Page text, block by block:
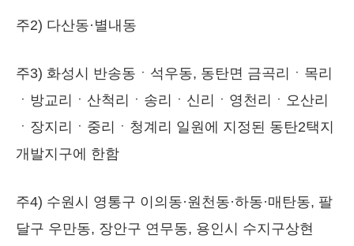
주2) 다산동·별내동
주3) 화성시 반송동ㆍ석우동, 동탄면 금곡리ㆍ목리
ㆍ방교리ㆍ산척리ㆍ송리ㆍ신리ㆍ영천리ㆍ오산리
ㆍ장지리ㆍ중리ㆍ청계리 일원에 지정된 동탄2택지
개발지구에 한함
주4) 수원시 영통구 이의동·원천동·하동·매탄동, 팔
달구 우만동, 장안구 연무동, 용인시 수지구상현